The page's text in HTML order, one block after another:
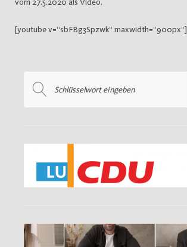
[youtube v=“sbFBg3Spzwk“ maxwidth=“900px“]
nach: